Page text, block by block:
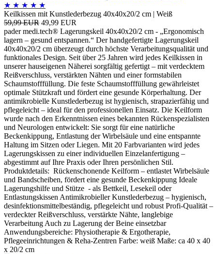
★ ★ ★ ★ ★
Keilkissen mit Kunstlederbezug 40x40x20/2 cm | Weiß
59,99 EUR 49,99 EUR
pader medi.tech® Lagerungskeil 40x40x20/2 cm - „Ergonomisch
lagern – gesund entspannen.“ Der handgefertigte Lagerungskeil
40x40x20/2 cm überzeugt durch höchste Verarbeitungsqualität und
funktionales Design. Seit über 25 Jahren wird jedes Keilkissen in
unserer hauseigenen Näherei sorgfältig gefertigt – mit verdecktem
Reißverschluss, verstärkten Nähten und einer formstabilen
Schaumstofffüllung. Die feste Schaumstofffüllung gewährleistet
optimale Stützkraft und fördert eine gesunde Körperhaltung. Der
antimikrobielle Kunstlederbezug ist hygienisch, strapazierfähig und
pflegeleicht – ideal für den professionellen Einsatz. Die Keilform
wurde nach den Erkenntnissen eines bekannten Rückenspezialisten
und Neurologen entwickelt: Sie sorgt für eine natürliche
Beckenkippung, Entlastung der Wirbelsäule und eine entspannte
Haltung im Sitzen oder Liegen. Mit 20 Farbvarianten wird jedes
Lagerungskissen zu einer individuellen Einzelanfertigung –
abgestimmt auf Ihre Praxis oder Ihren persönlichen Stil.
Produktdetails: Rückenschonende Keilform – entlastet Wirbelsäule
und Bandscheiben, fördert eine gesunde Beckenkippung Ideale
Lagerungshilfe und Stütze - als Bettkeil, Lesekeil oder
Entlastungskissen Antimikrobieller Kunstlederbezug – hygienisch,
desinfektionsmittelbeständig, pflegeleicht und robust Profi-Qualität –
verdeckter Reißverschluss, verstärkte Nähte, langlebige
Verarbeitung Auch zu Lagerung der Beine einsetzbar
Anwendungsbereiche: Physiotherapie & Ergotherapie,
Pflegeeinrichtungen & Reha-Zentren Farbe: weiß Maße: ca 40 x 40
x 20/2 cm